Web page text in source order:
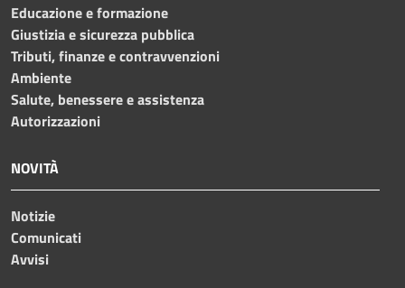
Educazione e formazione
Giustizia e sicurezza pubblica
Tributi, finanze e contravvenzioni
Ambiente
Salute, benessere e assistenza
Autorizzazioni
NOVITÀ
Notizie
Comunicati
Avvisi